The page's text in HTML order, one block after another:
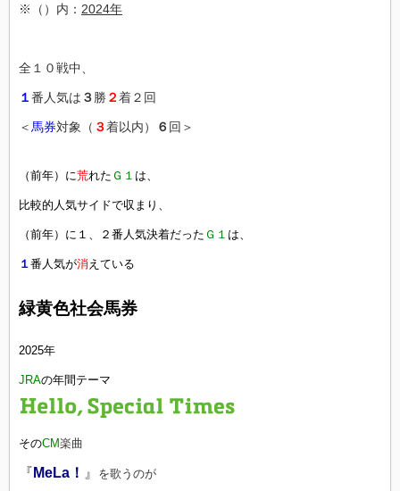
※（）内： 2024年
全１０戦中、
１番人気は ３ 勝 ２着２回
＜ 馬券対象（ ３着以内） ６ 回＞
（前年）に荒れた Ｇ１ は、
比較的人気サイドで収まり、
（前年）に１、２番人気決着だった Ｇ１ は、
１ 番人気が消 えている
緑黄色社会馬券
2025年
JRAの年間テーマ
そのCM楽曲
『 MeLa！ 』 を歌うのが